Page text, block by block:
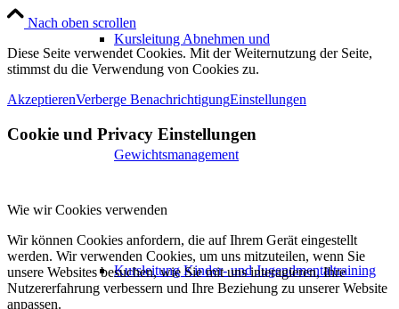
Kursleitung Abnehmen und
Gewichtsmanagement
Kursleitung Kinder- und Jugendmentaltraining
Nach oben scrollen
Diese Seite verwendet Cookies. Mit der Weiternutzung der Seite,
stimmst du die Verwendung von Cookies zu.
AkzeptierenVerberge BenachrichtigungEinstellungen
Cookie und Privacy Einstellungen
Wie wir Cookies verwenden
Wir können Cookies anfordern, die auf Ihrem Gerät eingestellt
werden. Wir verwenden Cookies, um uns mitzuteilen, wenn Sie
unsere Websites besuchen, wie Sie mit uns interagieren, Ihre
Nutzererfahrung verbessern und Ihre Beziehung zu unserer Website
anpassen.